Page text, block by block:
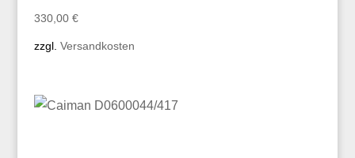
330,00 €
zzgl. Versandkosten